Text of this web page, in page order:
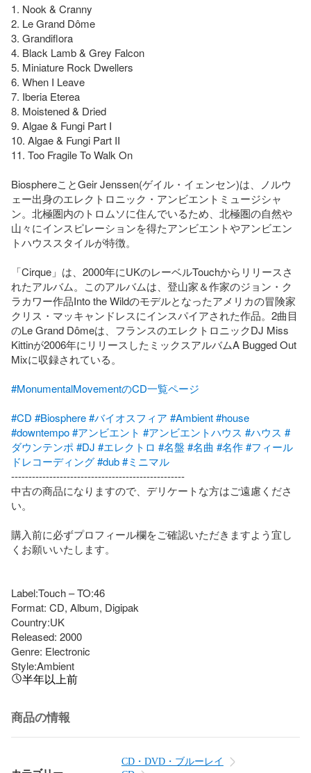
1. Nook & Cranny
2. Le Grand Dôme
3. Grandiflora
4. Black Lamb & Grey Falcon
5. Miniature Rock Dwellers
6. When I Leave
7. Iberia Eterea
8. Moistened & Dried
9. Algae & Fungi Part I
10. Algae & Fungi Part II
11. Too Fragile To Walk On
BiosphereことGeir Jenssen(ゲイル・イェンセン)は、ノルウ
ェー出身のエレクトロニック・アンビエントミュージシャ
ン。北極圏内のトロムソに住んでいるため、北極圏の自然や
山々にインスピレーションを得たアンビエントやアンビエン
トハウススタイルが特徴。
「Cirque」は、2000年にUKのレーベルTouchからリリースさ
れたアルバム。このアルバムは、登山家＆作家のジョン・ク
ラカワー作品Into the Wildのモデルとなったアメリカの冒険家
クリス・マッキャンドレスにインスパイアされた作品。2曲目
のLe Grand Dômeは、フランスのエレクトロニックDJ Miss
Kittinが2006年にリリースしたミックスアルバムA Bugged Out
Mixに収録されている。
#MonumentalMovementのCD一覧ページ
#CD #Biosphere#バイオスフィア #Ambient#house
#downtempo#アンビエント #アンビエントハウス #ハウス #
ダウンテンポ #DJ #エレクトロ #名盤 #名曲 #名作#フィール
ドレコーディング#dub#ミニマル
--------------------------------------------------
中古の商品になりますので、デリケートな方はご遠慮くださ
い。
購入前に必ずプロフィール欄をご確認いただきますよう宜し
くお願いいたします。
Label:Touch – TO:46
Format: CD, Album, Digipak
Country:UK
Released: 2000
Genre: Electronic
Style:Ambient
半年以上前
商品の情報
CD・DVD・ブルーレイ